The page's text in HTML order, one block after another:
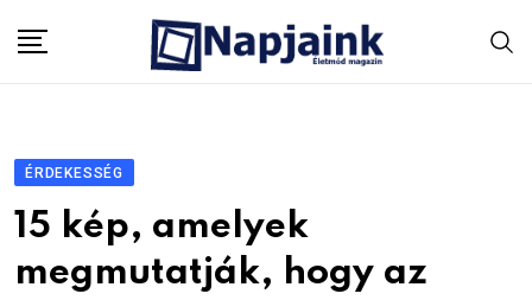
ÉRDEKESSÉG
15 kép, amelyek
megmutatják, hogy az